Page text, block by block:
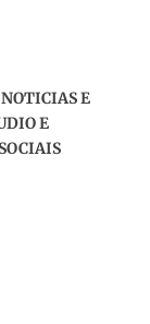
E
E